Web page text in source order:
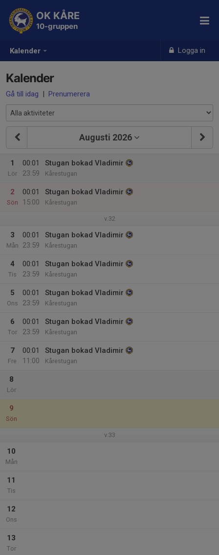
Kalender Logga in
OK KÅRE
10-gruppen
Kalender
Gå till idag | Prenumerera
Augusti 2026
1
Lör
00:01
23:59
Stugan bokad Vladimir
Kårestugan
2
Sön
00:01
15:00
Stugan bokad Vladimir
Kårestugan
v.32
3
Mån
00:01
23:59
Stugan bokad Vladimir
Kårestugan
4
Tis
00:01
23:59
Stugan bokad Vladimir
Kårestugan
5
Ons
00:01
23:59
Stugan bokad Vladimir
Kårestugan
6
Tor
00:01
23:59
Stugan bokad Vladimir
Kårestugan
7
Fre
00:01
11:00
Stugan bokad Vladimir
Kårestugan
8
Lör
9
Sön
v.33
10
Mån
11
Tis
12
Ons
13
Tor